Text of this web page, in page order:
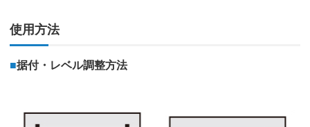
使用方法
■据付・レベル調整方法